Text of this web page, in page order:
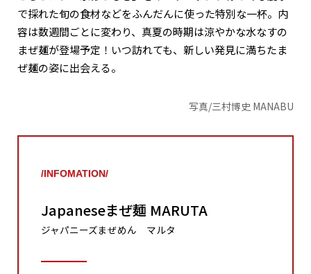
で採れた旬の食材などをふんだんに使った特別な一杯。内
容は数週間ごとに変わり、真夏の時期は涼やかな水なすの
まぜ麺が登場予定！いつ訪れても、新しい発見に満ちたま
ぜ麺の姿に出会える。
写真/三村博史 MANABU
/INFOMATION/
Japaneseまぜ麺 MARUTA
ジャパニーズまぜめん マルタ